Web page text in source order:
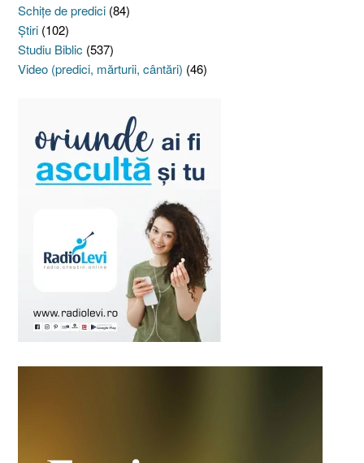
Schiţe de predici (84)
Ştiri (102)
Studiu Biblic (537)
Video (predici, mărturii, cântări) (46)